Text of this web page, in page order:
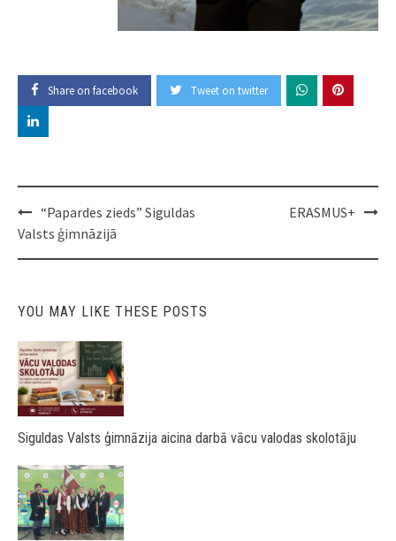
Share on facebook Tweet on twitter
Post
navigation
“Papardes zieds” Siguldas
Valsts ģimnāzijā
ERASMUS+
YOU MAY LIKE THESE POSTS
Siguldas Valsts ģimnāzija aicina darbā vācu valodas skolotāju